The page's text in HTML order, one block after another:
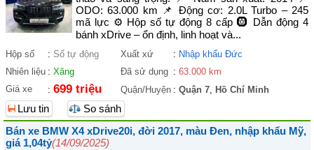
ODO: 63.000 km 📌 Động cơ: 2.0L Turbo – 245
mã lực ⚙️ Hộp số tự động 8 cấp 🛞 Dẫn động 4
bánh xDrive – ổn định, linh hoạt và...
Hộp số : Số tự động Xuất xứ : Nhập khẩu Đức
Nhiên liệu : Xăng Đã sử dụng : 63.000 km
Giá xe
: 699 triệu Quận/Huyện : Quận 7, Hồ Chí Minh
Lưu tin
So sánh
Bán xe BMW X4 xDrive20i, đời 2017, màu Đen, nhập khẩu Mỹ,
giá 1,04tỷ(14/09/2025)